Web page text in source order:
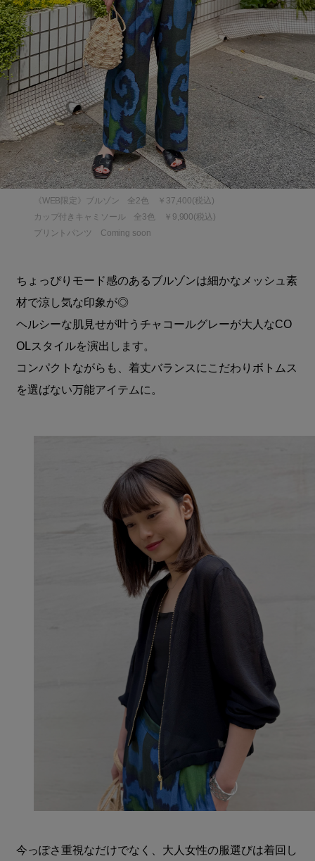
《WEB限定》ブルゾン 全2色 ￥37,400(税込)
カップ付きキャミソール 全3色 ￥9,900(税込)
プリントパンツ Coming soon
ちょっぴりモード感のあるブルゾンは細かなメッシュ素
材で涼し気な印象が◎
ヘルシーな肌見せが叶うチャコールグレーが大人なCO
OLスタイルを演出します。
コンパクトながらも、着丈バランスにこだわりボトムス
を選ばない万能アイテムに。
今っぽさ重視なだけでなく、大人女性の服選びは着回し